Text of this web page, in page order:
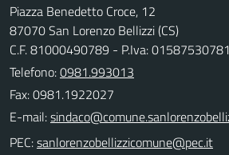
Piazza Benedetto Croce, 12
87070 San Lorenzo Bellizzi (CS)
C.F. 81000490789 - P.Iva: 01587530781
Telefono:0981.993013
Fax: 0981.1922027
E-mail:
PEC: